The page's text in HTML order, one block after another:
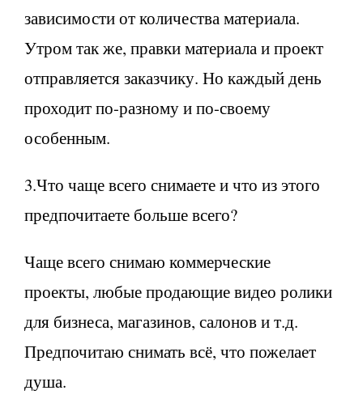
зависимости от количества материала.
Утром так же, правки материала и проект
отправляется заказчику. Но каждый день
проходит по-разному и по-своему
особенным.
3.Что чаще всего снимаете и что из этого
предпочитаете больше всего?
Чаще всего снимаю коммерческие
проекты, любые продающие видео ролики
для бизнеса, магазинов, салонов и т.д.
Предпочитаю снимать всё, что пожелает
душа.